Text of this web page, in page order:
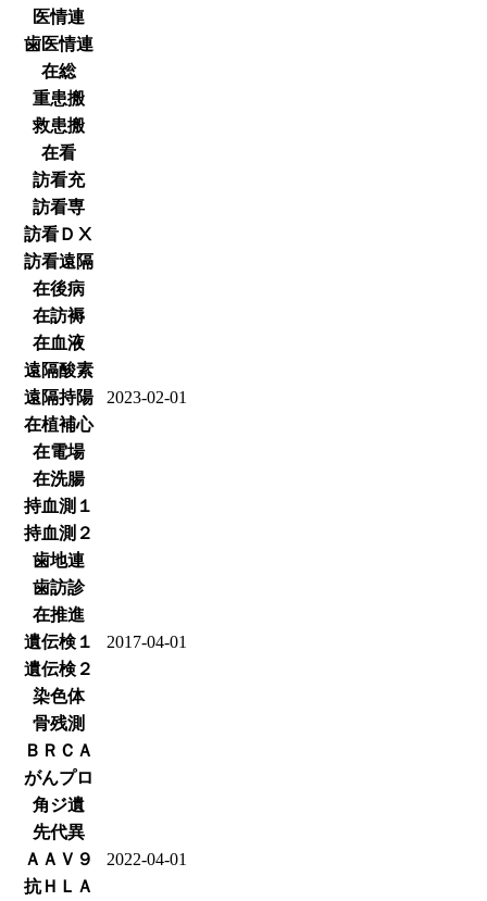
医情連
歯医情連
在総
重患搬
救患搬
在看
訪看充
訪看専
訪看ＤⅩ
訪看遠隔
在後病
在訪褥
在血液
遠隔酸素
遠隔持陽
2023-02-01
在植補心
在電場
在洗腸
持血測１
持血測２
歯地連
歯訪診
在推進
遺伝検１
2017-04-01
遺伝検２
染色体
骨残測
ＢＲＣＡ
がんプロ
角ジ遺
先代異
ＡＡＶ９
2022-04-01
抗ＨＬＡ